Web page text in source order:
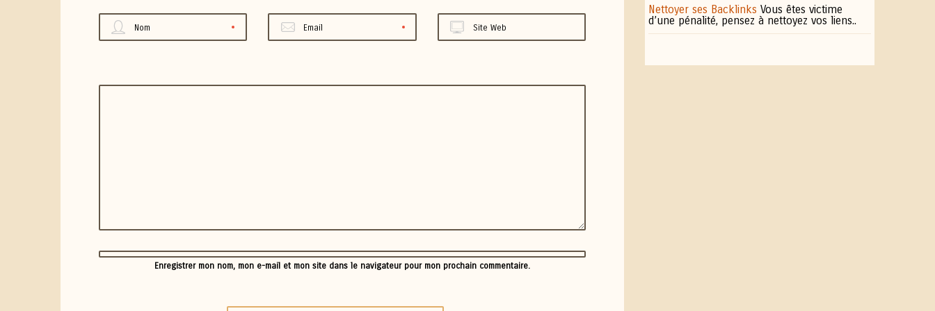
Nom Email Site Web
Enregistrer mon nom, mon e-mail et mon site dans le navigateur pour mon prochain commentaire.
Nettoyer ses Backlinks Vous êtes victime
d’une pénalité, pensez à nettoyez vos liens..